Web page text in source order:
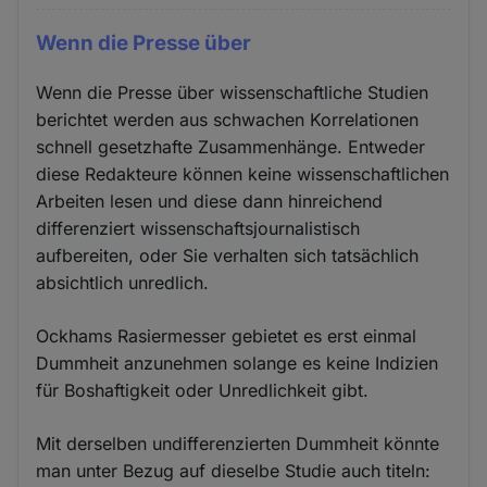
Wenn die Presse über
Wenn die Presse über wissenschaftliche Studien
berichtet werden aus schwachen Korrelationen
schnell gesetzhafte Zusammenhänge. Entweder
diese Redakteure können keine wissenschaftlichen
Arbeiten lesen und diese dann hinreichend
differenziert wissenschaftsjournalistisch
aufbereiten, oder Sie verhalten sich tatsächlich
absichtlich unredlich.
Ockhams Rasiermesser gebietet es erst einmal
Dummheit anzunehmen solange es keine Indizien
für Boshaftigkeit oder Unredlichkeit gibt.
Mit derselben undifferenzierten Dummheit könnte
man unter Bezug auf dieselbe Studie auch titeln:
Cookies